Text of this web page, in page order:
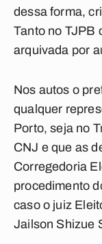
dessa forma,
Tanto no TJPB
arquivada por
Nos autos o
qualquer
Porto, seja no
CNJ e que as
Corregedoria
procedimento
caso o juiz
Jailson Shizue